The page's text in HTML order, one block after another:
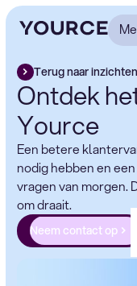
Terug naar inzichten
Ontdek
Yource
Een betere
nodig hebben en
vragen van morgen.
om draait.
Neem contact op